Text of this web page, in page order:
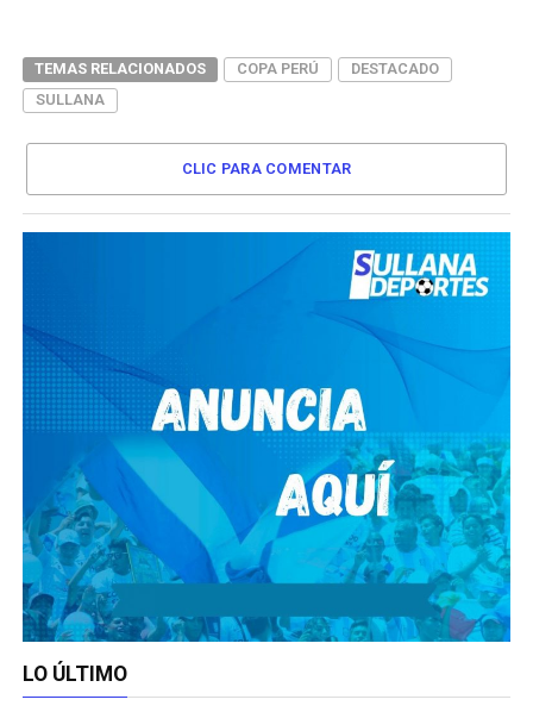
TEMAS RELACIONADOS COPA PERÚ
DESTACADO
SULLANA
CLIC PARA COMENTAR
LO ÚLTIMO